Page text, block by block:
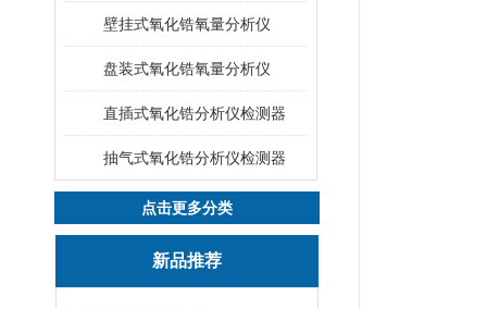
壁挂式氧化锆氧量分析仪
盘装式氧化锆氧量分析仪
直插式氧化锆分析仪检测器
抽气式氧化锆分析仪检测器
点击更多分类
新品推荐